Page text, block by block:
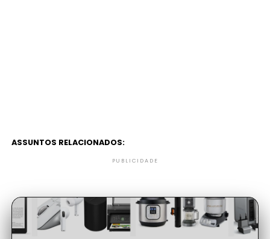
ASSUNTOS RELACIONADOS:
PUBLICIDADE